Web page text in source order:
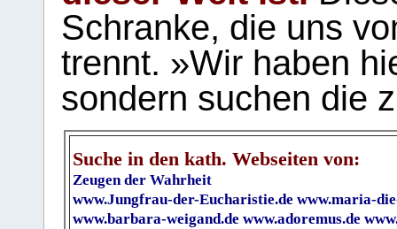
Schranke, die uns
trennt. »Wir haben
sondern suchen die
Suche in den kath. Webseiten von:
Zeugen der Wahrheit
www.Jungfrau-der-Eucharistie.de www.maria-
www.barbara-weigand.de www.adoremus.de